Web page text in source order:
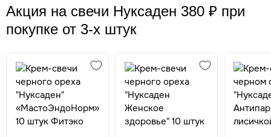
Акция на свечи Нуксаден 380 ₽ при
покупке от 3-х штук